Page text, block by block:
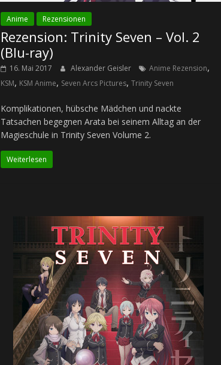
Anime Rezensionen
Rezension: Trinity Seven – Vol. 2
(Blu-ray)
16. Mai 2017 Alexander Geisler Anime Rezension,
KSM, KSM Anime, Seven Arcs Pictures,Trinity Seven
Komplikationen, hübsche Mädchen und nackte
Tatsachen begegnen Arata bei seinem Alltag an der
Magieschule in Trinity Seven Volume 2.
Weiterlesen